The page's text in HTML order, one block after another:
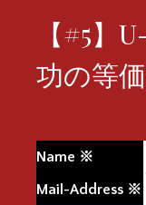
【#5
功の等
Name ※
Mail-Address ※